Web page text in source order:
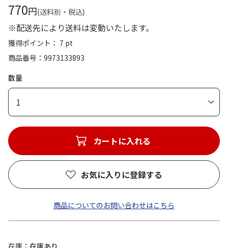
770円(送料別・税込)
※配送先により送料は変動いたします。
獲得ポイント： 7 pt
商品番号
9973133893
数量
1
カートに入れる
お気に入りに登録する
商品についてのお問い合わせはこちら
在庫 在庫あり